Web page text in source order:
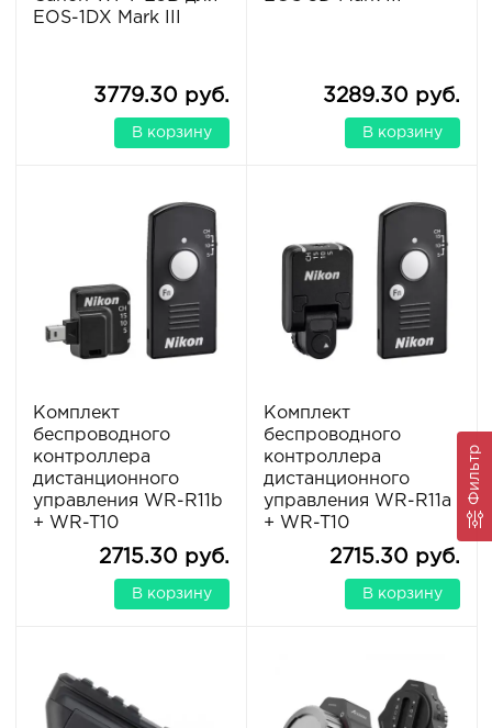
Фильтр
EOS-1DX Mark III
3779.30 руб.
В корзину
3289.30 руб.
В корзину
Комплект
беспроводного
контроллера
дистанционного
управления WR-R11b
+ WR-T10
2715.30 руб.
В корзину
Комплект
беспроводного
контроллера
дистанционного
управления WR-R11a
+ WR-T10
2715.30 руб.
В корзину